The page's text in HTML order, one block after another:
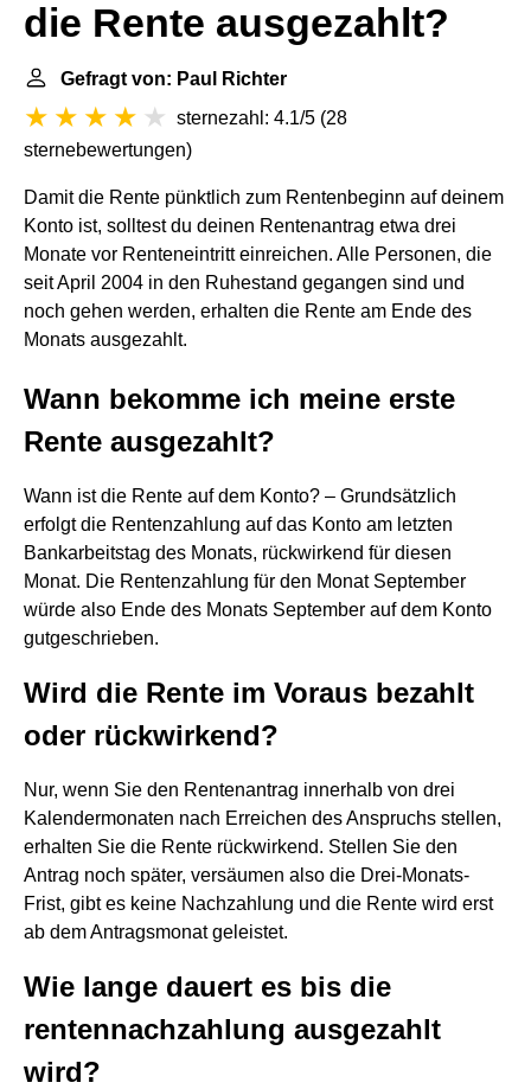
die Rente ausgezahlt?
Gefragt von: Paul Richter
sternezahl: 4.1/5 (28
sternebewertungen)
Damit die Rente pünktlich zum Rentenbeginn auf deinem
Konto ist, solltest du deinen Rentenantrag etwa drei
Monate vor Renteneintritt einreichen. Alle Personen, die
seit April 2004 in den Ruhestand gegangen sind und
noch gehen werden, erhalten die Rente am Ende des
Monats ausgezahlt.
Wann bekomme ich meine erste
Rente ausgezahlt?
Wann ist die Rente auf dem Konto? – Grundsätzlich
erfolgt die Rentenzahlung auf das Konto am letzten
Bankarbeitstag des Monats, rückwirkend für diesen
Monat. Die Rentenzahlung für den Monat September
würde also Ende des Monats September auf dem Konto
gutgeschrieben.
Wird die Rente im Voraus bezahlt
oder rückwirkend?
Nur, wenn Sie den Rentenantrag innerhalb von drei
Kalendermonaten nach Erreichen des Anspruchs stellen,
erhalten Sie die Rente rückwirkend. Stellen Sie den
Antrag noch später, versäumen also die Drei-Monats-
Frist, gibt es keine Nachzahlung und die Rente wird erst
ab dem Antragsmonat geleistet.
Wie lange dauert es bis die
rentennachzahlung ausgezahlt
wird?